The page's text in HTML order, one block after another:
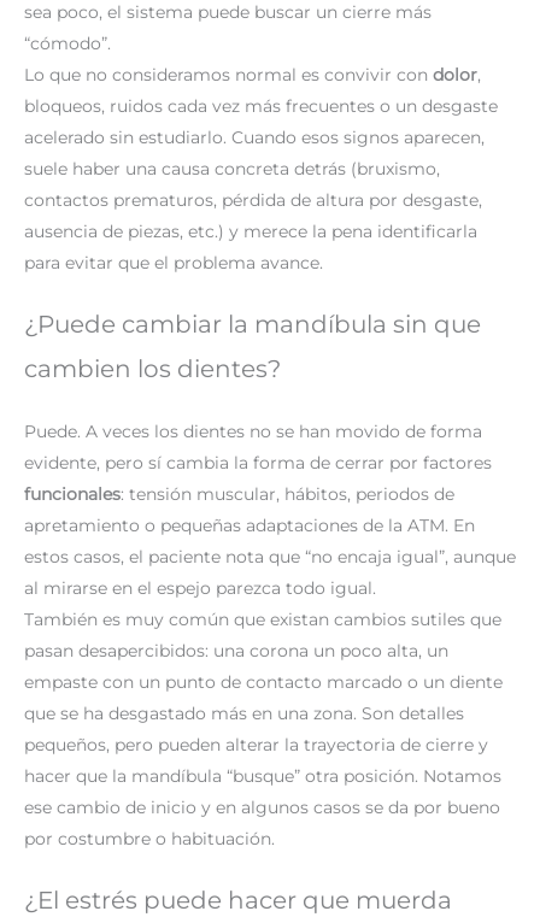
sea poco, el sistema puede buscar un cierre más
“cómodo”.
Lo que no consideramos normal es convivir con dolor,
bloqueos, ruidos cada vez más frecuentes o un desgaste
acelerado sin estudiarlo. Cuando esos signos aparecen,
suele haber una causa concreta detrás (bruxismo,
contactos prematuros, pérdida de altura por desgaste,
ausencia de piezas, etc.) y merece la pena identificarla
para evitar que el problema avance.
¿Puede cambiar la mandíbula sin que
cambien los dientes?
Puede. A veces los dientes no se han movido de forma
evidente, pero sí cambia la forma de cerrar por factores
funcionales: tensión muscular, hábitos, periodos de
apretamiento o pequeñas adaptaciones de la ATM. En
estos casos, el paciente nota que “no encaja igual”, aunque
al mirarse en el espejo parezca todo igual.
También es muy común que existan cambios sutiles que
pasan desapercibidos: una corona un poco alta, un
empaste con un punto de contacto marcado o un diente
que se ha desgastado más en una zona. Son detalles
pequeños, pero pueden alterar la trayectoria de cierre y
hacer que la mandíbula “busque” otra posición. Notamos
ese cambio de inicio y en algunos casos se da por bueno
por costumbre o habituación.
¿El estrés puede hacer que muerda